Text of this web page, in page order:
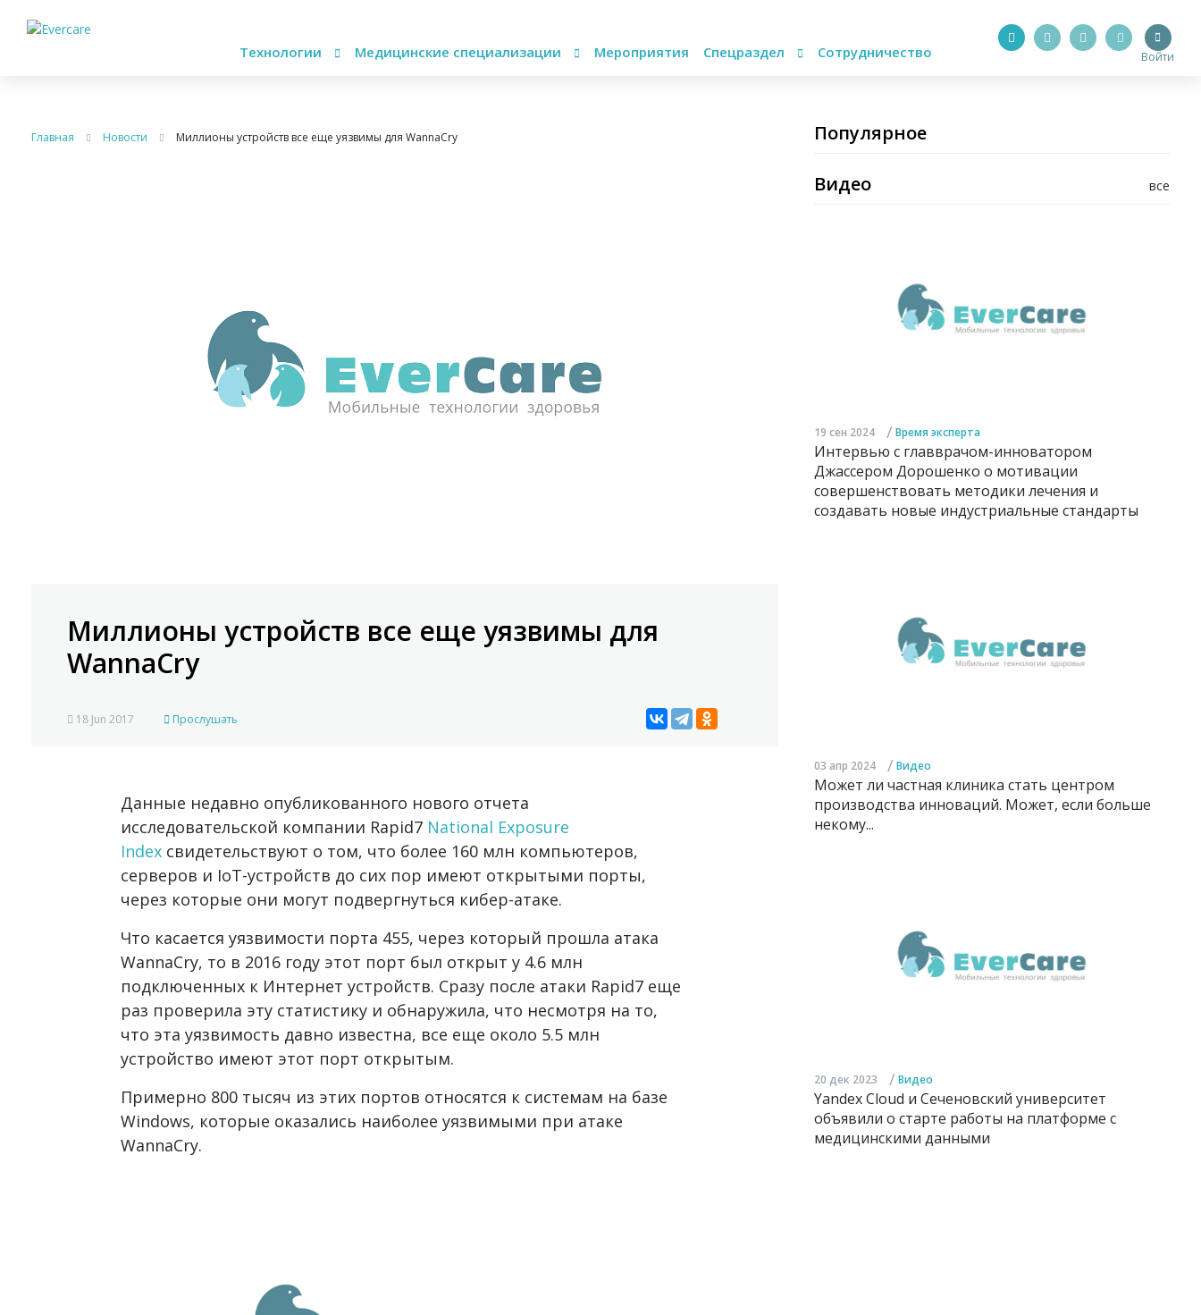
Технологии Медицинские специализации Мероприятия Спецраздел Сотрудничество Войти
Главная Новости Миллионы устройств все еще уязвимы для WannaCry
Миллионы устройств все еще уязвимы для
WannaCry
18 Jun 2017 Прослушать
Данные недавно опубликованного нового отчета
исследовательской компании Rapid7 National Exposure
Index свидетельствуют о том, что более 160 млн компьютеров,
серверов и IoT-устройств до сих пор имеют открытыми порты,
через которые они могут подвергнуться кибер-атаке.
Что касается уязвимости порта 455, через который прошла атака
WannaCry, то в 2016 году этот порт был открыт у 4.6 млн
подключенных к Интернет устройств. Сразу после атаки Rapid7 еще
раз проверила эту статистику и обнаружила, что несмотря на то,
что эта уязвимость давно известна, все еще около 5.5 млн
устройство имеют этот порт открытым.
Примерно 800 тысяч из этих портов относятся к системам на базе
Windows, которые оказались наиболее уязвимыми при атаке
WannaCry.
Популярное
все
Видео
19 сен 2024 / Время эксперта
Интервью с главврачом-инноватором
Джассером Дорошенко о мотивации
совершенствовать методики лечения и
создавать новые индустриальные стандарты
03 апр 2024 / Видео
Может ли частная клиника стать центром
производства инноваций. Может, если больше
некому...
20 дек 2023 / Видео
Yandex Cloud и Сеченовский университет
объявили о старте работы на платформе с
медицинскими данными